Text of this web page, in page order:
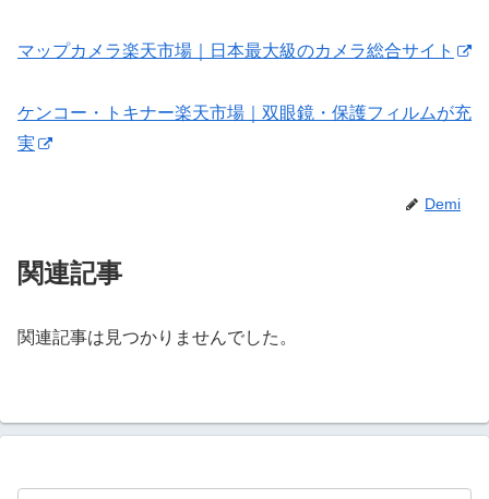
マップカメラ楽天市場｜日本最大級のカメラ総合サイト
ケンコー・トキナー楽天市場｜双眼鏡・保護フィルムが充
実
Demi
関連記事
関連記事は見つかりませんでした。